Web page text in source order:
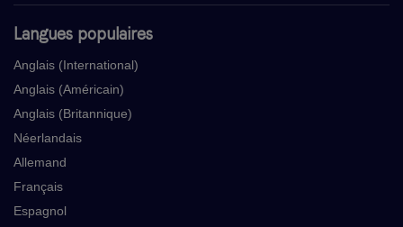
Langues populaires
Anglais (International)
Anglais (Américain)
Anglais (Britannique)
Néerlandais
Allemand
Français
Espagnol